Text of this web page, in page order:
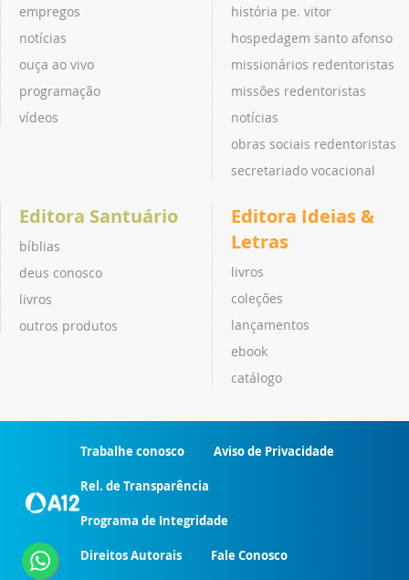
empregos
notícias
ouça ao vivo
programação
vídeos
história pe. vitor
hospedagem santo afonso
missionários redentoristas
missões redentoristas
notícias
obras sociais redentoristas
secretariado vocacional
Editora Santuário
bíblias
deus conosco
livros
outros produtos
Editora Ideias &
Letras
livros
coleções
lançamentos
ebook
catálogo
Trabalhe conosco Aviso de Privacidade
Rel. de Transparência
Programa de Integridade
Direitos Autorais Fale Conosco